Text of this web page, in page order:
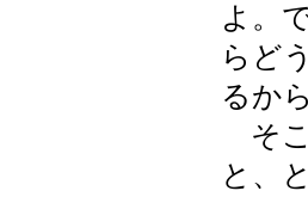
よ。
らど
るか
そこ
と、